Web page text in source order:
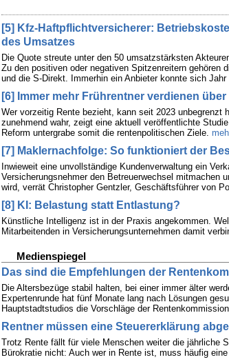
[5] Kfz-Haftpflichtversicherer:
des Umsatzes
Die Quote streute unter den 50 umsatzstärksten
Zu den positiven oder negativen Spitzenreitern gehören
und die S-Direkt. Immerhin ein Anbieter konnte sich
[6] Immer mehr Frührentner verdienen
Wer vorzeitig Rente bezieht, kann seit 2023 unbegrenzt
zunehmend wahr, zeigt eine aktuell veröffentlichte
Reform untergrabe somit die rentenpolitischen Ziele.
[7] Maklernachfolge: So funktioniert der
Inwieweit eine unvollständige Kundenverwaltung ein
Versicherungsnehmer den Betreuerwechsel mitmachen
wird, verrät Christopher Gentzler, Geschäftsführer von
[8] KI: Belastung statt Entlastung?
Künstliche Intelligenz ist in der Praxis angekommen.
Mitarbeitenden in Versicherungsunternehmen damit
Medienspiegel
Das sind die Empfehlungen der
Die Altersbezüge stabil halten, bei einer immer älter
Expertenrunde hat fünf Monate lang nach Lösungen
Hauptstadtstudios die Vorschläge der
Rentner müssen eine Steuererklärung
Trotz Rente fällt für viele Menschen weiter die jährliche
Bürokratie nicht: Auch wer in Rente ist, muss häufig